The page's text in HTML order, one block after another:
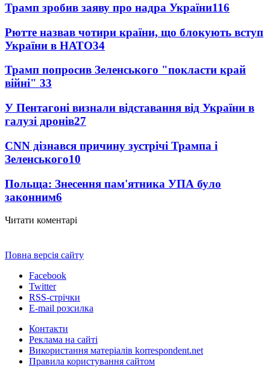
Трамп зробив заяву про надра України116
Рютте назвав чотири країни, що блокують вступ
України в НАТО34
Трамп попросив Зеленського "покласти край
війні" 33
У Пентагоні визнали відставання від України в
галузі дронів27
CNN дізнався причину зустрічі Трампа і
Зеленського10
Польща: Знесення пам'ятника УПА було
законним6
Читати коментарі
Повна версія сайту
Facebook
Twitter
RSS-стрічки
E-mail розсилка
Контакти
Реклама на сайті
Використання матеріалів korrespondent.net
Правила користування сайтом